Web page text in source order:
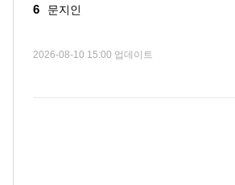
6 문지인
2026-08-10 15:00 업데이트